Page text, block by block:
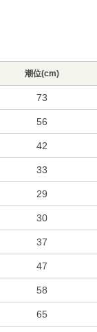
潮位(cm)
73
56
42
33
29
30
37
47
58
65